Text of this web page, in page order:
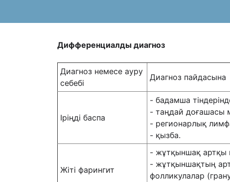
Дифференциалды диагноз
Диагноз немесе ауру
себебі
Диагноз пайдасына
Іріңді баспа
- бадамша
- таңдай доғашасы
- регионарлық
- қызба.
Жіті фарингит
- жұтқыншақ артқы
- жұтқыншақтың
фолликулалар